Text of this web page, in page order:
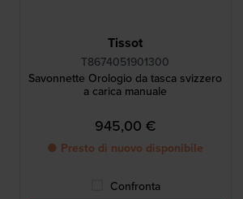
Tissot
T8674051901300
Savonnette Orologio da tasca svizzero
a carica manuale
945,00 €
● Presto di nuovo disponibile
Confronta